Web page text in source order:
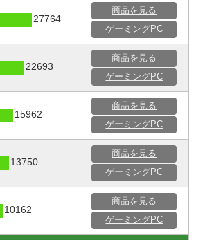
27764
商品を見る
ゲーミングPC
22693
商品を見る
ゲーミングPC
15962
商品を見る
ゲーミングPC
13750
商品を見る
ゲーミングPC
10162
商品を見る
ゲーミングPC
GeForce RTX 40シリーズ
Laptop GPU
21528
RTX 4080
Laptop GPU
18753
Laptop GPU
12005
Laptop GPU
9348
RTX 4050
Laptop GPU
8398
GeForce RTX 30シリーズ
RTX 3080
11550